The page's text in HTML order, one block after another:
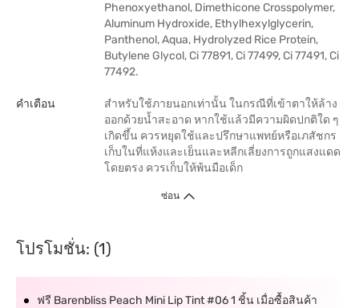
Phenoxyethanol, Dimethicone Crosspolymer,
Aluminum Hydroxide, Ethylhexylglycerin,
Panthenol, Aqua, Hydrolyzed Rice Protein,
Butylene Glycol, Ci 77891, Ci 77499, Ci 77491, Ci
77492.
คำเตือน
สำหรับใช้ภายนอกเท่านั้น ในกรณีที่เข้าตาให้ล้าง
ออกด้วยน้ำสะอาด หากใช้แล้วมีความผิดปกติใด ๆ
เกิดขึ้น ควรหยุดใช้และปรึกษาแพทย์หรือเภสัชกร
เก็บในที่แห้งและเย็นและหลีกเลี่ยงการถูกแสงแดด
โดยตรง ควรเก็บให้พ้นมือเด็ก
ซ่อน
โปรโมชั่น: (1)
ฟรี Barenbliss Peach Mini Lip Tint #06 1 ชิ้น เมื่อซื้อสินค้า